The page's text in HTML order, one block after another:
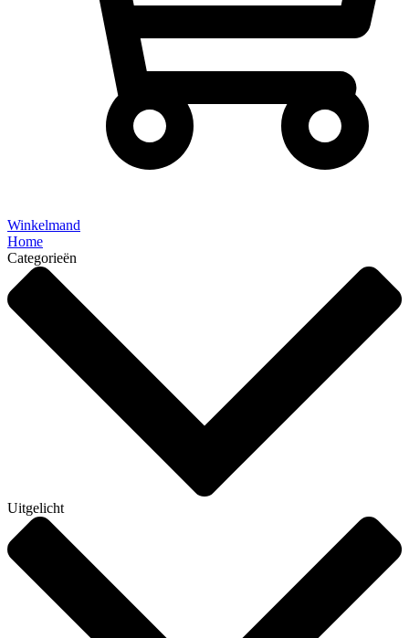
Winkelmand
Home
Categorieën
Uitgelicht